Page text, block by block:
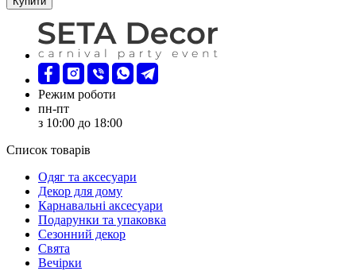
Режим роботи
пн-пт
з 10:00 до 18:00
Список товарів
Oдяг та аксесуари
Декор для дому
Карнавальні аксесуари
Подарунки та упаковка
Сезонний декор
Свята
Вечірки